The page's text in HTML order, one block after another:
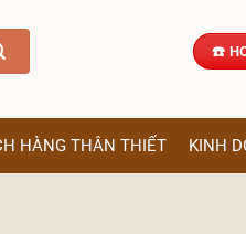
☎️
HÀNG THÂN THIẾT KINH